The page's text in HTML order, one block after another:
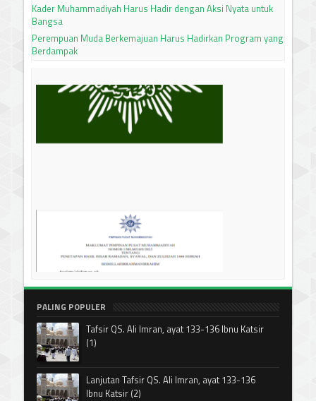
Kader Muhammadiyah Harus Hadir dengan Aksi Nyata untuk
Bangsa
Perempuan Muda Berkemajuan Harus Hadirkan Program yang
Berdampak
PALING POPULER
Tafsir QS. Ali Imran, ayat 133-136 Ibnu Katsir
(1)
Lanjutan Tafsir QS. Ali Imran, ayat 133-136
Ibnu Katsir (2)